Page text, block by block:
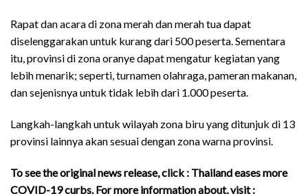
Rapat dan acara di zona merah dan merah tua dapat
diselenggarakan untuk kurang dari 500 peserta. Sementara
itu, provinsi di zona oranye dapat mengatur kegiatan yang
lebih menarik; seperti, turnamen olahraga, pameran makanan,
dan sejenisnya untuk tidak lebih dari 1.000 peserta.
Langkah-langkah untuk wilayah zona biru yang ditunjuk di 13
provinsi lainnya akan sesuai dengan zona warna provinsi.
To see the original news release, click : Thailand eases more
COVID-19 curbs. For more information about, visit :